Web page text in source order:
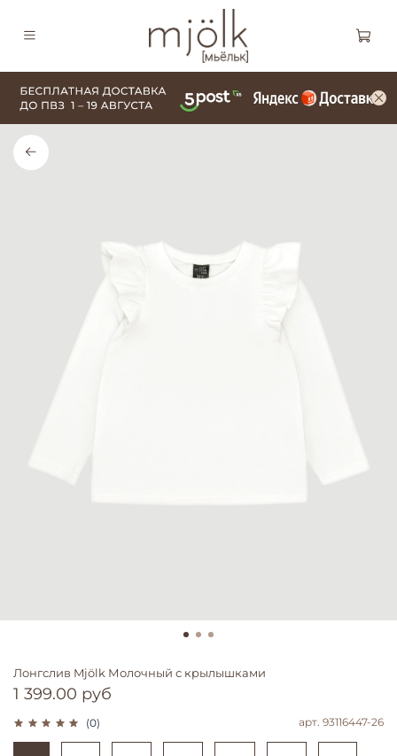
(0) арт. 93116447-26
Лонгслив Mjölk Молочный с крылышками
1 399.00 руб